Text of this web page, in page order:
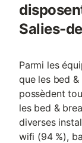
Salies-
Parmi les
que les bed
possèdent
les bed &
diverses
wifi (94 %),